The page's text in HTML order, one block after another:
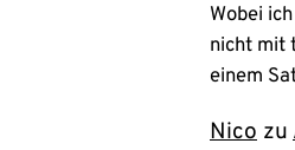
Wobei
nicht mit
einem
Nico zu